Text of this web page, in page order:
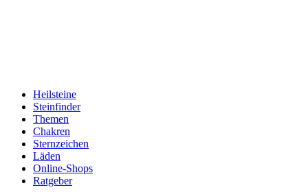
Heilsteine
Steinfinder
Themen
Chakren
Sternzeichen
Läden
Online-Shops
Ratgeber